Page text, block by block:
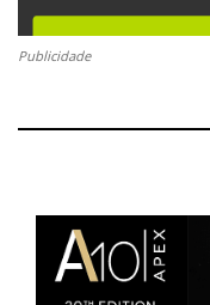
Publicidade